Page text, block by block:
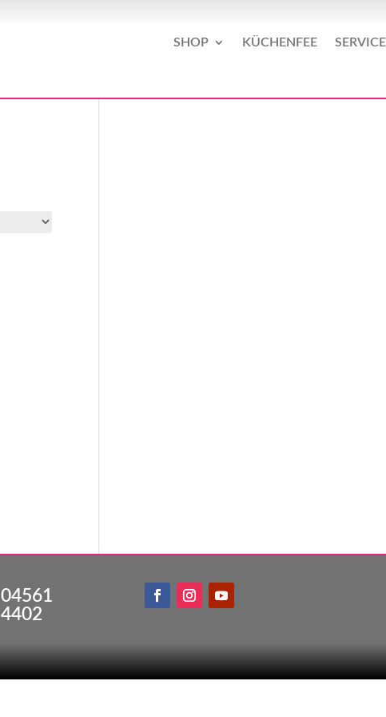
SHOP KÜCHENFEE SERVICE
04561
4402